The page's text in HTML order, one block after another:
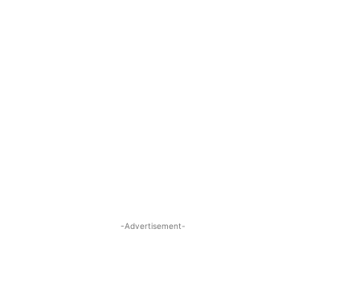
-Advertisement-